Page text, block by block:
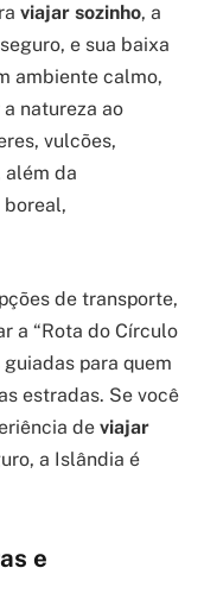
viajar sozinho, a
e sua baixa
ambiente calmo,
natureza ao
vulcões,
além da
boreal,
de transporte,
a “Rota do Círculo
para quem
estradas. Se você
de viajar
a Islândia é
e